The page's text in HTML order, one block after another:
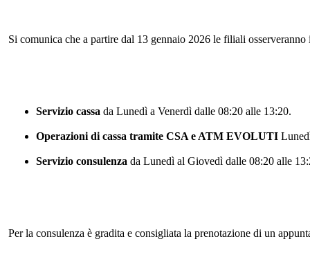
Si comunica che a partire dal 13 gennaio 2026 le filiali osserveranno
Servizio cassa da Lunedì a Venerdì dalle 08:20 alle 13:20.
Operazioni di cassa tramite CSA e ATM EVOLUTI
Servizio consulenza da Lunedì al Giovedì dalle 08:20 alle
Per la consulenza è gradita e consigliata la